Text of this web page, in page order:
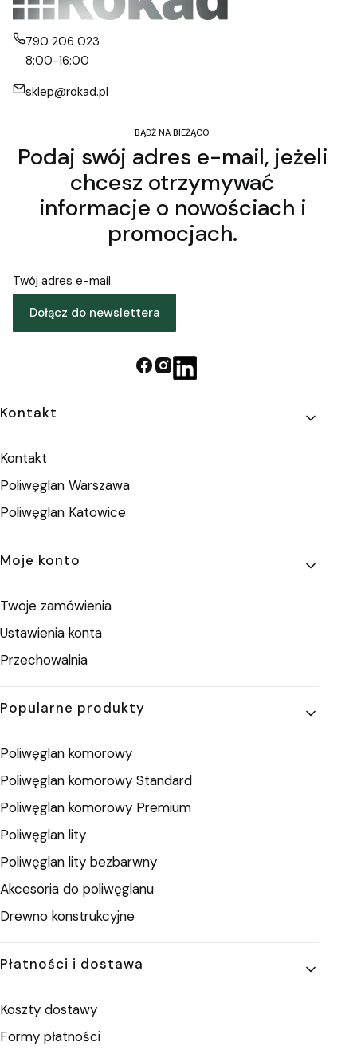
790 206 023
8:00-16:00
sklep@rokad.pl
BĄDŹ NA BIEŻĄCO
Podaj swój adres e-mail, jeżeli
chcesz otrzymywać
informacje o nowościach i
promocjach.
Twój adres e-mail
Dołącz do newslettera
Linki w stopce
Kontakt
Kontakt
Poliwęglan Warszawa
Poliwęglan Katowice
Moje konto
Twoje zamówienia
Ustawienia konta
Przechowalnia
Popularne produkty
Poliwęglan komorowy
Poliwęglan komorowy Standard
Poliwęglan komorowy Premium
Poliwęglan lity
Poliwęglan lity bezbarwny
Akcesoria do poliwęglanu
Drewno konstrukcyjne
Płatności i dostawa
Koszty dostawy
Formy płatności